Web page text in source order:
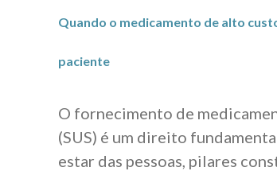
Quando o medicamento de alto
paciente
O fornecimento de
(SUS) é um direito
estar das pessoas, pilares